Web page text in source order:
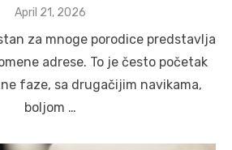
Posted
April 21, 2026
za mnoge porodice predstavlja
adrese. To je često početak
faze, sa drugačijim navikama,
boljom …